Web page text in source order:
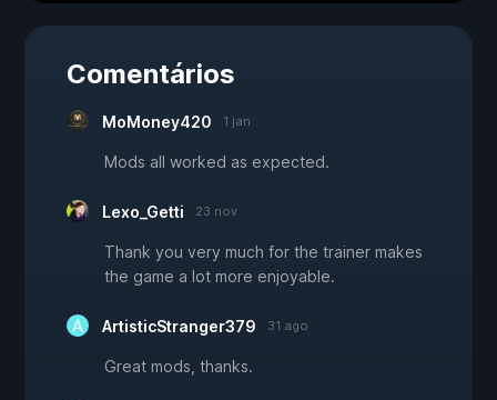
Comentários
MoMoney420 1 jan
Mods all worked as expected.
Lexo_Getti 23 nov
Thank you very much for the trainer makes
the game a lot more enjoyable.
ArtisticStranger379 31 ago
Great mods, thanks.